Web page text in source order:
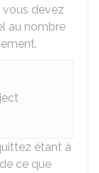
devez
au nombre
étant à
ce que